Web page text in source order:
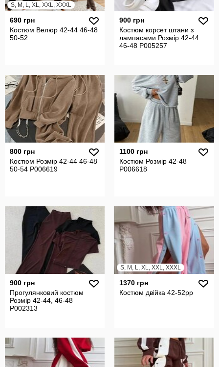
S, M, L, XL, XXL, XXXL
690 грн
Костюм Велюр 42-44 46-48
50-52
900 грн
Костюм корсет штани з
лампасами Розмір 42-44
46-48 P005257
800 грн
Костюм Розмір 42-44 46-48
50-54 P006619
1100 грн
Костюм Розмір 42-48
P006618
900 грн
Прогулянковий костюм
Розмір 42-44, 46-48
P002313
S, M, L, XL, XXL, XXXL
1370 грн
Костюм двійка 42-52рр